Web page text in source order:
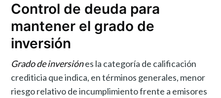
Control de deuda para
mantener el grado de
inversión
Grado de inversiónes la categoría de calificación
crediticia que indica, en términos generales, menor
riesgo relativo de incumplimiento frente a emisores